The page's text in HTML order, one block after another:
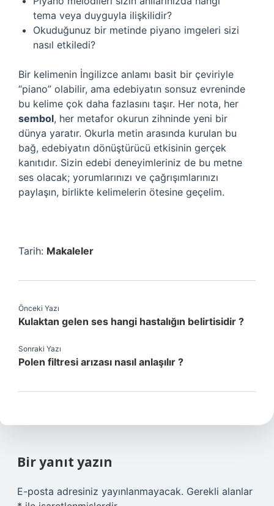
tema veya duyguyla ilişkilidir?
Okuduğunuz bir metinde piyano imgeleri sizi
nasıl etkiledi?
Bir kelimenin İngilizce anlamı basit bir çeviriyle
“piano” olabilir, ama edebiyatın sonsuz evreninde
bu kelime çok daha fazlasını taşır. Her nota, her
sembol, her metafor okurun zihninde yeni bir
dünya yaratır. Okurla metin arasında kurulan bu
bağ, edebiyatın dönüştürücü etkisinin gerçek
kanıtıdır. Sizin edebi deneyimleriniz de bu metne
ses olacak; yorumlarınızı ve çağrışımlarınızı
paylaşın, birlikte kelimelerin ötesine geçelim.
Tarih: Makaleler
Önceki Yazı
Kulaktan gelen ses hangi hastalığın belirtisidir ?
Sonraki Yazı
Polen filtresi arızası nasıl anlaşılır ?
Bir yanıt yazın
E-posta adresiniz yayınlanmayacak. Gerekli alanlar